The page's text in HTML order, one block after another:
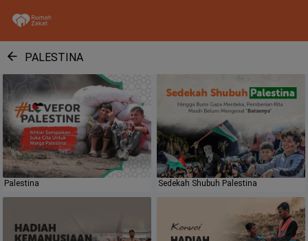
PALESTINA
Palestina Sedekah Shubuh Palestina